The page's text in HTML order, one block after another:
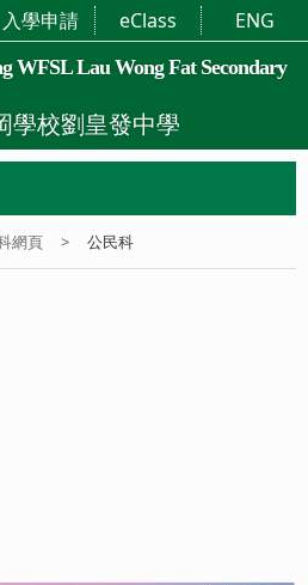
WFSL Lau Wong Fat Secondary
學校劉皇發中學
入學申請 eClass ENG
網頁 > 公民科